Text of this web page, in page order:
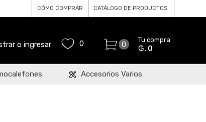
CÓMO COMPRAR CATÁLOGO DE PRODUCTOS
o ingresar 0 0
Tu compra
₲. 0
Accesorios Varios